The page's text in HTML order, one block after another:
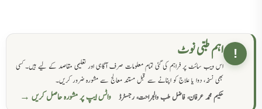
! اہم طبی نوٹ
اس ویب سائٹ پر فراہم کی گئی تمام معلومات صرف آگاہی اور تعلیمی مقاصد کے لیے ہیں۔ کسی
بھی نسخہ، دوا یا علاج کو اپنانے سے قبل مستند معالج سے مشورہ ضرور کریں۔
حکیم محمد عرفان، فاضل طب والجراحت، رجسٹرڈ
واٹس ایپ پر مشورہ حاصل کریں →